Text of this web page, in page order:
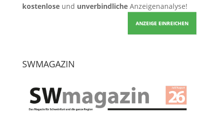
kostenloseund unverbindlicheAnzeigenanalyse!
ANZEIGE EINREICHEN
SWMAGAZIN